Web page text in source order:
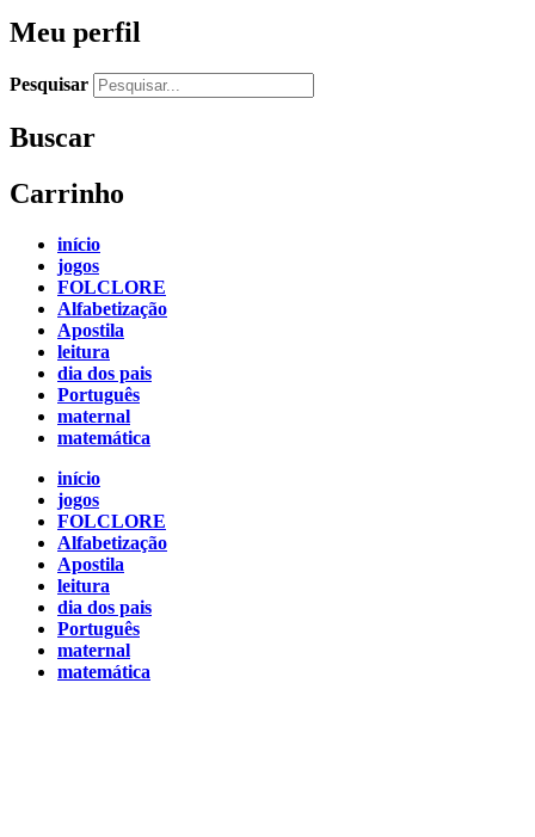
Meu perfil
Pesquisar
Buscar
Carrinho
início
jogos
FOLCLORE
Alfabetização
Apostila
leitura
dia dos pais
Português
maternal
matemática
início
jogos
FOLCLORE
Alfabetização
Apostila
leitura
dia dos pais
Português
maternal
matemática